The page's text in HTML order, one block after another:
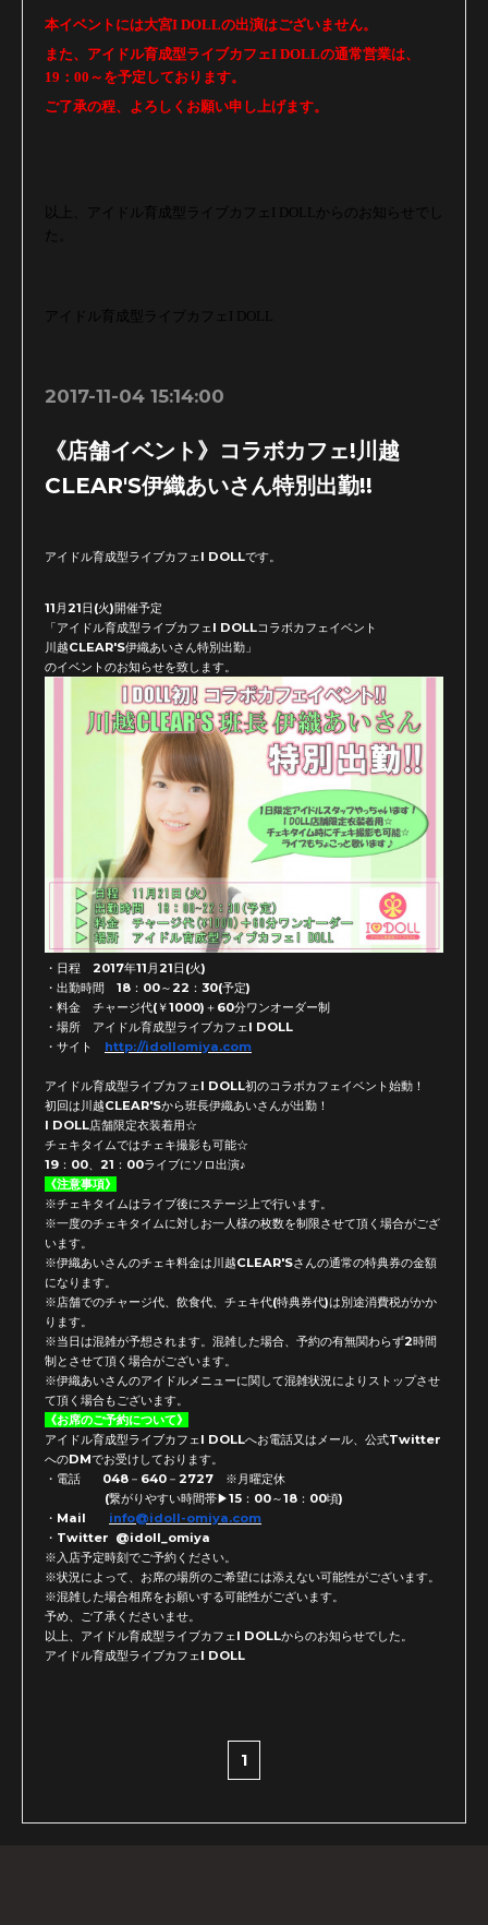
本イベントには大宮I DOLLの出演はございません。
また、アイドル育成型ライブカフェI DOLLの通常営業は、
19：00～を予定しております。
ご了承の程、よろしくお願い申し上げます。
以上、アイドル育成型ライブカフェI DOLLからのお知らせでし
アイドル育成型ライブカフェI DOLL
2017-11-04 15:14:00
《店舗イベント》コラボカフェ!川越
CLEAR'S伊織あいさん特別出勤!!
アイドル育成型ライブカフェI DOLLです。
11月21日(火)開催予定
「アイドル育成型ライブカフェI DOLLコラボカフェイベント
川越CLEAR'S伊織あいさん特別出勤」
のイベントのお知らせを致します。
・日程 2017年11月21日(火)
・出勤時間 18：00～22：30(予定)
・料金 チャージ代(￥1000)＋60分ワンオーダー制
・場所 アイドル育成型ライブカフェI DOLL
・サイト http://idollomiya.com
アイドル育成型ライブカフェI DOLL初のコラボカフェイベント始動！
初回は川越CLEAR'Sから班長伊織あいさんが出勤！
I DOLL店舗限定衣装着用☆
チェキタイムではチェキ撮影も可能☆
19：00、21：00ライブにソロ出演♪
《注意事項》
※チェキタイムはライブ後にステージ上で行います。
※一度のチェキタイムに対しお一人様の枚数を制限させて頂く場合がござ
います。
※伊織あいさんのチェキ料金は川越CLEAR'Sさんの通常の特典券の金額
になります。
※店舗でのチャージ代、飲食代、チェキ代(特典券代)は別途消費税がかか
ります。
※当日は混雑が予想されます。混雑した場合、 予約の有無関わらず2時間
制とさせて頂く場合がございます。
※伊織あいさんのアイドルメニューに関して混雑状況によりストップさせ
て頂く場合もございます。
《お席のご予約について》
アイドル育成型ライブカフェI DOLLへお電話又はメール、 公式Twitter
へのDMでお受けしております。
・電話 048－640－2727 ※月曜定休
(繋がりやすい時間帯▶15：00～18：00頃)
・Mail info@idoll-omiya.com
・Twitter @idoll_omiya
※入店予定時刻でご予約ください。
※状況によって、 お席の場所のご希望には添えない可能性がございます。
※混雑した場合相席をお願いする可能性がございます。
予め、ご了承くださいませ。
以上、アイドル育成型ライブカフェI DOLLからのお知らせでした。
アイドル育成型ライブカフェI DOLL
1